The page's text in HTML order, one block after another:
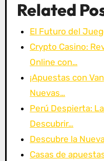
Related
El Futuro del
Crypto Casino:
Online con…
¡Apuestas con
Nuevas…
Perú Despierta:
Descubrir…
Descubre la
Casas de